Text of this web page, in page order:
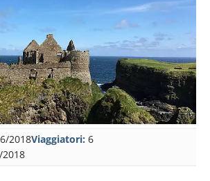
2018Viaggiatori: 6